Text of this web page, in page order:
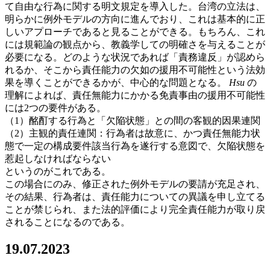
て自由な行為に関する明文規定を導入した。台湾の立法は、
明らかに例外モデルの方向に進んでおり、これは基本的に正
しいアプローチであると見ることができる。もちろん、これ
には規範論の観点から、教義学しての明確さを与えることが
必要になる。どのような状況であれば「責務違反」が認めら
れるか、そこから責任能力の欠如の援用不可能性という法効
果を導くことができるかが、中心的な問題となる。
Hsu の
理解によれば、責任無能力にかかる免責事由の援用不可能性
には2つの要件がある。
（1）酩酊する行為と「欠陥状態」との間の客観的因果連関
（2）主観的責任連関：行為者は故意に、かつ責任無能力状
態で一定の構成要件該当行為を遂行する意図で、欠陥状態を
惹起しなければならない
というのがこれである。
この場合にのみ、修正された例外モデルの要請が充足され、
その結果、行為者は、責任能力についての異議を申し立てる
ことが禁じられ、また法的評価により完全責任能力が取り戻
されることになるのである。
19.07.2023